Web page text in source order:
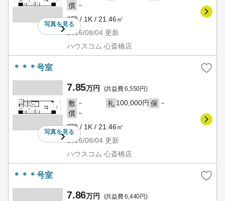
写真を見る
償 －
6階 / 1K / 21.46㎡
2026/08/04 更新
ハウスコム 心斎橋店
＊＊＊号室
写真を見る
7.85万円 (共益費 6,550円)
敷 － 礼 100,000円 保 －
償 －
7階 / 1K / 21.46㎡
2026/08/04 更新
ハウスコム 心斎橋店
＊＊＊号室
7.86万円 (共益費 6,440円)